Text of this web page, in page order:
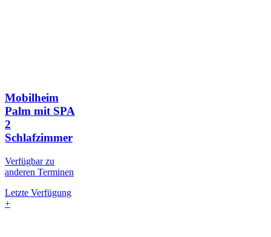
Mobilheim
Palm mit SPA
2
Schlafzimmer
Verfügbar zu
anderen Terminen
Letzte Verfügung
+